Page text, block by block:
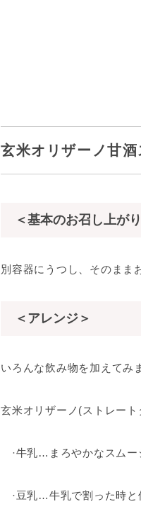
玄米オリザーノ甘
＜基本のお召し上が
別容器にうつし、そのまま
＜アレンジ＞
いろんな飲み物を加えてみ
玄米オリザーノ(ストレー
·牛乳…まろやかなスムー
·豆乳…牛乳で割った時と